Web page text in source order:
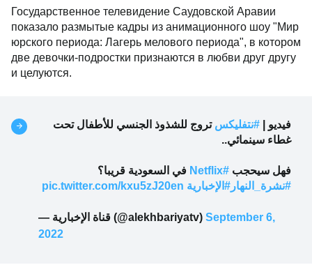
Государственное телевидение Саудовской Аравии
показало размытые кадры из анимационного шоу "Мир
юрского периода: Лагерь мелового периода", в котором
две девочки-подростки признаются в любви друг другу
и целуются.
فيديو | #نتفليكس تروج للشذوذ الجنسي للأطفال تحت
غطاء سينمائي..
فهل سيحجب #Netflix
في السعودية قريبا؟
#نشرة_النهار #الإخبارية pic.twitter.com/kxu5zJ20en
— قناة الإخبارية (@alekhbariyatv) September 6,
2022